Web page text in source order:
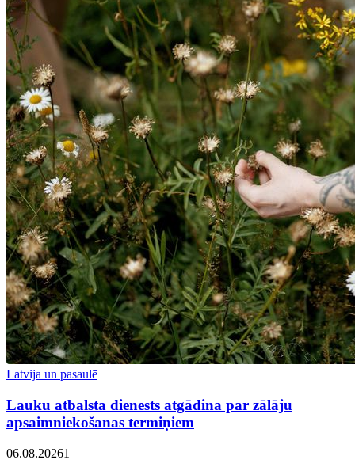
Latvija un pasaulē
Lauku atbalsta dienests atgādina par zālāju
apsaimniekošanas termiņiem
06.08.20261